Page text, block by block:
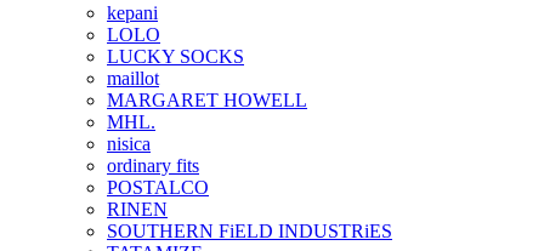
kepani
LOLO
LUCKY SOCKS
maillot
MARGARET HOWELL
MHL.
nisica
ordinary fits
POSTALCO
RINEN
SOUTHERN FiELD INDUSTRiES